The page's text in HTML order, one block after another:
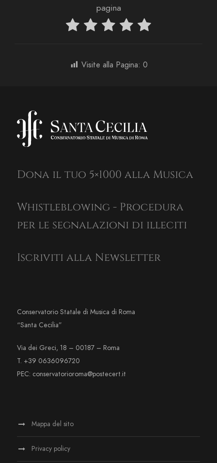
pagina
Visite alla Pagina: 0
Dona il tuo 5×1000 alla Musica
Whistleblowing - Procedura
per le segnalazioni di illeciti
Iscriviti alla Newsletter
Conservatorio Statale di Musica di Roma
“Santa Cecilia”
Via dei Greci, 18 – 00187 – Roma
T. +39 0636096720
PEC: conservatorioroma@postecert.it
Mappa del sito
Privacy policy